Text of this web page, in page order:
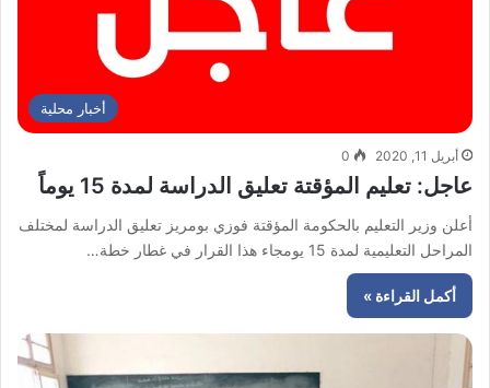
أخبار محلية
أبريل 11, 2020 0
عاجل: تعليم المؤقتة تعليق الدراسة لمدة 15 يوماً
أعلن وزير التعليم بالحكومة المؤقتة فوزي بومريز تعليق الدراسة لمختلف
المراحل التعليمية لمدة 15 يومجاء هذا القرار في غطار خطة…
أكمل القراءة »